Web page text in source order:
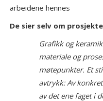
arbeidene hennes
De sier selv om
Grafikk og
materiale og
møtepunkter. Et
avtrykk: Av
av det ene faget i